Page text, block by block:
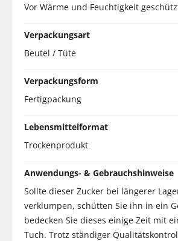
Vor Wärme und Feuchtigkeit
Verpackungsart
Beutel / Tüte
Verpackungsform
Fertigpackung
Lebensmittelformat
Trockenprodukt
Anwendungs- & Gebrauchshinweise
Sollte dieser Zucker bei längerer
verklumpen, schütten Sie ihn in ein
bedecken Sie dieses einige Zeit mit
Tuch. Trotz ständiger